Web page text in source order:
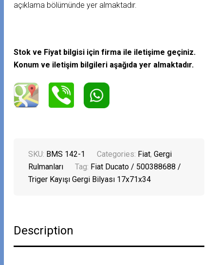
açıklama bölümünde yer almaktadır.
Stok ve Fiyat bilgisi için firma ile iletişime geçiniz.
Konum ve iletişim bilgileri aşağıda yer almaktadır.
SKU: BMS 142-1 Categories: Fiat,Gergi
Rulmanları
Tag: Fiat Ducato / 500388688 /
Triger Kayışı Gergi Bilyası 17x71x34
Description